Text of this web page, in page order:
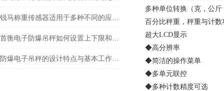
多种单位转换（克，公
百分比秤重，秤重与计数
超大LCD显示
◆高分辨率
◆简洁的操作菜单
◆多单元联控
◆多种计数精度可选